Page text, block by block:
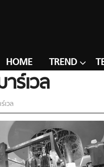
HOME TREND
ร์เวล
เวล